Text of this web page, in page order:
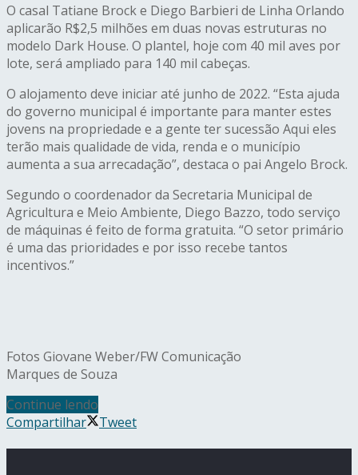
O casal Tatiane Brock e Diego Barbieri de Linha Orlando
aplicarão R$2,5 milhões em duas novas estruturas no
modelo Dark House. O plantel, hoje com 40 mil aves por
lote, será ampliado para 140 mil cabeças.
O alojamento deve iniciar até junho de 2022. “Esta ajuda
do governo municipal é importante para manter estes
jovens na propriedade e a gente ter sucessão Aqui eles
terão mais qualidade de vida, renda e o município
aumenta a sua arrecadação”, destaca o pai Angelo Brock.
Segundo o coordenador da Secretaria Municipal de
Agricultura e Meio Ambiente, Diego Bazzo, todo serviço
de máquinas é feito de forma gratuita. “O setor primário
é uma das prioridades e por isso recebe tantos
incentivos.”
Fotos Giovane Weber/FW Comunicação
Marques de Souza
Continue lendo
Compartilhar
Tweet